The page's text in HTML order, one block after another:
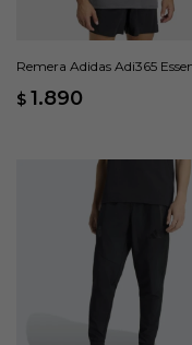
Remera Adidas Adi365
$ 1.890